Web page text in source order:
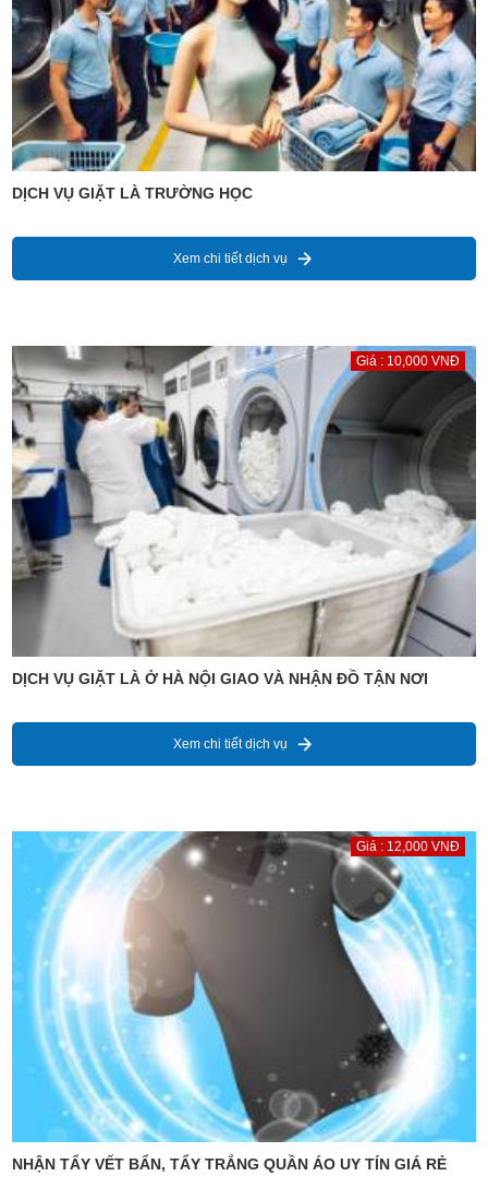
DỊCH VỤ GIẶT LÀ TRƯỜNG HỌC
Xem chi tiết dịch vụ
Giá : 10,000 VNĐ
DỊCH VỤ GIẶT LÀ Ở HÀ NỘI GIAO VÀ NHẬN ĐỒ TẬN NƠI
Xem chi tiết dịch vụ
Giá : 12,000 VNĐ
NHẬN TẨY VẾT BẨN, TẨY TRẮNG QUẦN ÁO UY TÍN GIÁ RẺ